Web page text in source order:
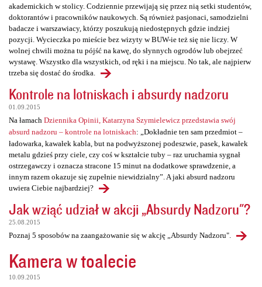
akademickich w stolicy. Codziennie przewijają się przez nią setki studentów,
doktorantów i pracowników naukowych. Są również pasjonaci, samodzielni
badacze i warszawiacy, którzy poszukują niedostępnych gdzie indziej
pozycji. Wycieczka po mieście bez wizyty w BUW-ie też się nie liczy. W
wolnej chwili można tu pójść na kawę, do słynnych ogrodów lub obejrzeć
wystawę. Wszystko dla wszystkich, od ręki i na miejscu. No tak, ale najpierw
trzeba się dostać do środka.
Kontrole na lotniskach i absurdy nadzoru
01.09.2015
Na łamach Dziennika Opinii, Katarzyna Szymielewicz przedstawia swój
absurd nadzoru – kontrole na lotniskach: „Dokładnie ten sam przedmiot –
ładowarka, kawałek kabla, but na podwyższonej podeszwie, pasek, kawałek
metalu gdzieś przy ciele, czy coś w kształcie tuby – raz uruchamia sygnał
ostrzegawczy i oznacza stracone 15 minut na dodatkowe sprawdzenie, a
innym razem okazuje się zupełnie niewidzialny”. A jaki absurd nadzoru
uwiera Ciebie najbardziej?
Jak wziąć udział w akcji „Absurdy Nadzoru"?
25.08.2015
Poznaj 5 sposobów na zaangażowanie się w akcję „Absurdy Nadzoru".
Kamera w toalecie
10.09.2015